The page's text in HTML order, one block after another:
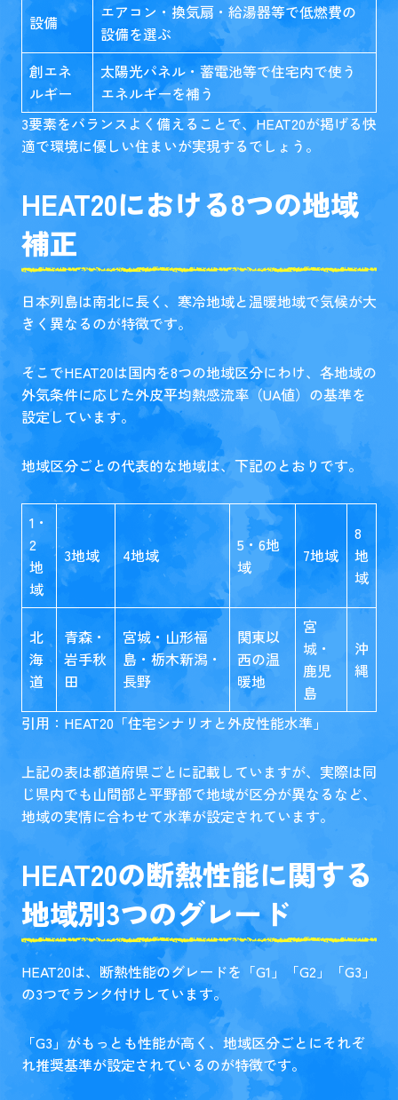
設備
エアコン・換気扇・給湯器等で低燃費の
設備を選ぶ
創エネ
ルギー
太陽光パネル・蓄電池等で住宅内で使う
エネルギーを補う
3要素をバランスよく備えることで、HEAT20が掲げる快
適で環境に優しい住まいが実現するでしょう。
HEAT20における8つの地域
補正
日本列島は南北に長く、寒冷地域と温暖地域で気候が大
きく異なるのが特徴です。
そこでHEAT20は国内を8つの地域区分にわけ、各地域の
外気条件に応じた外皮平均熱感流率（UA値）の基準を
設定しています。
地域区分ごとの代表的な地域は、下記のとおりです。
1・
2
地
域
3地域 4地域
5・6地
域
7地域
8
地
域
北
海
道
青森・
岩手秋
田
宮城・山形福
島・栃木新潟・
長野
関東以
西の温
暖地
宮
城・
鹿児
島
沖
縄
引用：HEAT20「住宅シナリオと外皮性能水準 」
上記の表は都道府県ごとに記載していますが、実際は同
じ県内でも山間部と平野部で地域が区分が異なるなど、
地域の実情に合わせて水準が設定されています。
HEAT20の断熱性能に関する
地域別3つのグレード
HEAT20は、断熱性能のグレードを「G1」「G2」「G3」
の3つでランク付けしています。
「G3」がもっとも性能が高く、地域区分ごとにそれぞ
れ推奨基準が設定されているのが特徴です。